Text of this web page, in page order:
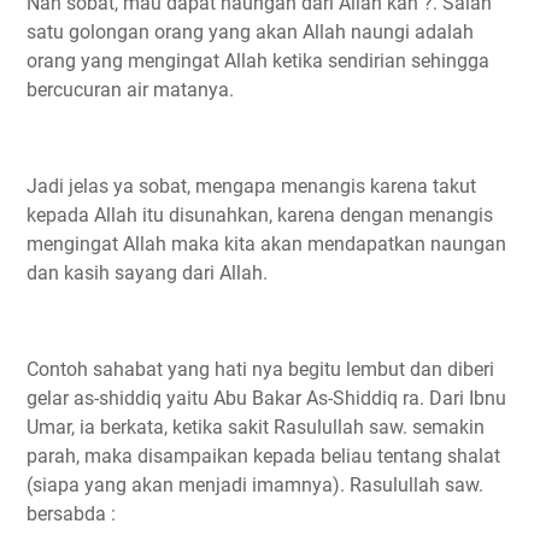
satu golongan orang yang akan Allah naungi adalah
orang yang mengingat Allah ketika sendirian sehingga
bercucuran air matanya.
Jadi jelas ya sobat, mengapa menangis karena takut
kepada Allah itu disunahkan, karena dengan menangis
mengingat Allah maka kita akan mendapatkan naungan
dan kasih sayang dari Allah.
Contoh sahabat yang hati nya begitu lembut dan diberi
gelar as-shiddiq yaitu Abu Bakar As-Shiddiq ra. Dari Ibnu
Umar, ia berkata, ketika sakit Rasulullah saw. semakin
parah, maka disampaikan kepada beliau tentang shalat
(siapa yang akan menjadi imamnya). Rasulullah saw.
bersabda :